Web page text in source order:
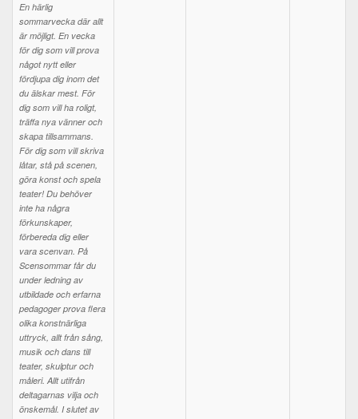
En härlig
sommarvecka där allt
är möjligt. En vecka
för dig som vill prova
något nytt eller
fördjupa dig inom det
du älskar mest. För
dig som vill ha roligt,
träffa nya vänner och
skapa tillsammans.
För dig som vill skriva
låtar, stå på scenen,
göra konst och spela
teater! Du behöver
inte ha några
förkunskaper,
förbereda dig eller
vara scenvan. På
Scensommar får du
under ledning av
utbildade och erfarna
pedagoger prova flera
olika konstnärliga
uttryck, allt från sång,
musik och dans till
teater, skulptur och
måleri. Allt utifrån
deltagarnas vilja och
önskemål. I slutet av